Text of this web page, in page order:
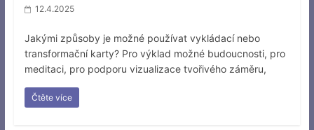
12.4.2025
Jakými způsoby je možné používat vykládací nebo
transformační karty? Pro výklad možné budoucnosti, pro
meditaci, pro podporu vizualizace tvořivého záměru,
Čtěte více